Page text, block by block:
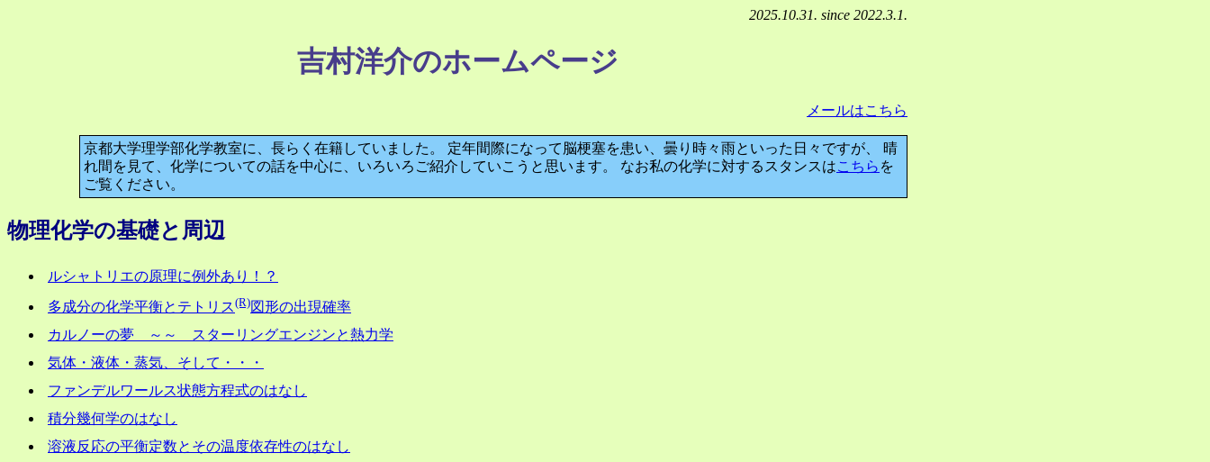
2025.10.31. since 2022.3.1.
吉村洋介のホームページ
メールはこちら
京都大学理学部化学教室に、長らく在籍していました。 定年間際になって脳梗塞を患い、曇り時々雨といった日々ですが、 晴
れ間を見て、化学についての話を中心に、いろいろご紹介していこうと思います。 なお私の化学に対するスタンスはこちら を
ご覧ください。
物理化学の基礎と周辺
ルシャトリエの原理に例外あり！？
多成分の化学平衡とテトリス(R)図形の出現確率
カルノーの夢 ～～ スターリングエンジンと熱力学
気体・液体・蒸気、そして・・・
ファンデルワールス状態方程式のはなし
積分幾何学のはなし
溶液反応の平衡定数とその温度依存性のはなし